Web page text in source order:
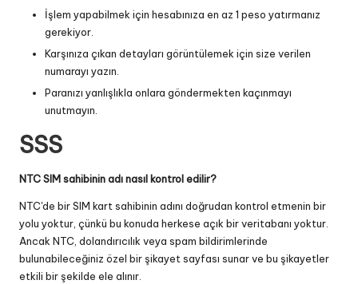
İşlem yapabilmek için hesabınıza en az 1 peso yatırmanız
gerekiyor.
Karşınıza çıkan detayları görüntülemek için size verilen
numarayı yazın.
Paranızı yanlışlıkla onlara göndermekten kaçınmayı
unutmayın.
SSS
NTC SIM sahibinin adı nasıl kontrol edilir?
NTC'de bir SIM kart sahibinin adını doğrudan kontrol etmenin bir
yolu yoktur, çünkü bu konuda herkese açık bir veritabanı yoktur.
Ancak NTC, dolandırıcılık veya spam bildirimlerinde
bulunabileceğiniz özel bir şikayet sayfası sunar ve bu şikayetler
etkili bir şekilde ele alınır.